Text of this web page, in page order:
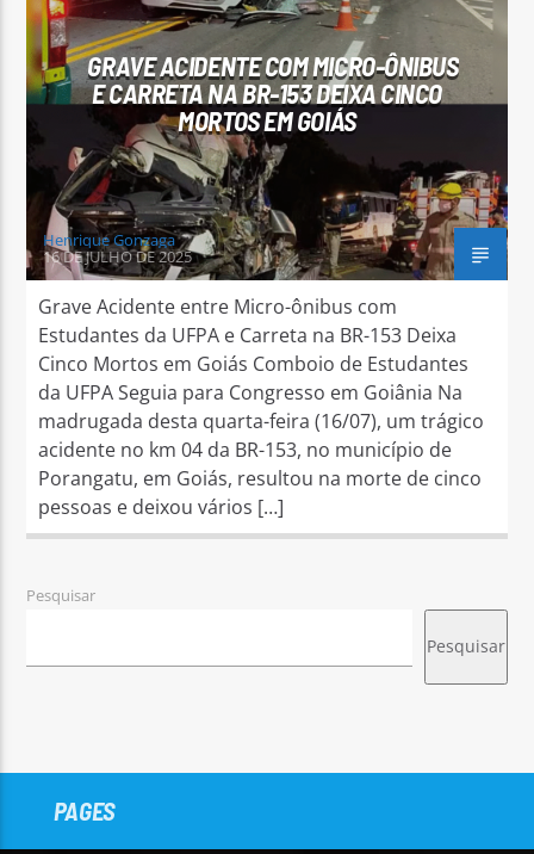
Arara Azul FM
GRAVE ACIDENTE COM MICRO-ÔNIBUS
E CARRETA NA BR-153 DEIXA CINCO
MORTOS EM GOIÁS
Henrique Gonzaga
16 DE JULHO DE 2025
Grave Acidente entre Micro-ônibus com
Estudantes da UFPA e Carreta na BR-153 Deixa
Cinco Mortos em Goiás Comboio de Estudantes
da UFPA Seguia para Congresso em Goiânia Na
madrugada desta quarta-feira (16/07), um trágico
acidente no km 04 da BR-153, no município de
Porangatu, em Goiás, resultou na morte de cinco
pessoas e deixou vários […]
Pesquisar
Pesquisar
PAGES